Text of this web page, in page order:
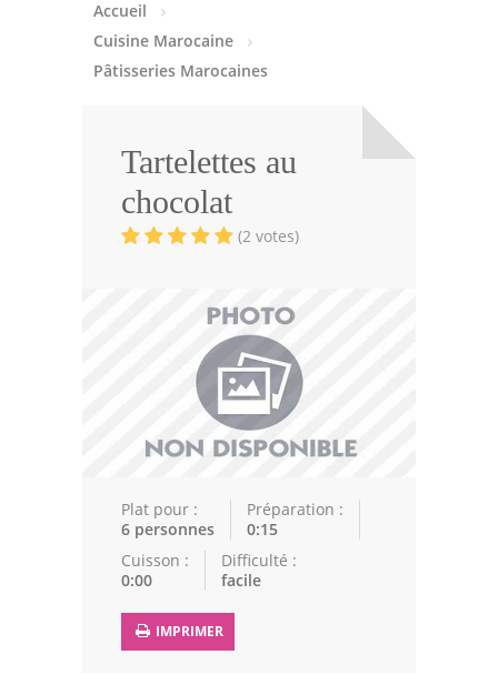
Entrées Froides
Tajines
Viandes
Volailles
Poissons
Recettes Marocaine
Tajines
Viandes
Poissons
Accueil
Cuisine Marocaine
Pâtisseries Marocaines
Tartelettes au
chocolat
(2 votes)
Plat pour :
6 personnes
Préparation :
0:15
Cuisson :
0:00
Difficulté :
facile
IMPRIMER